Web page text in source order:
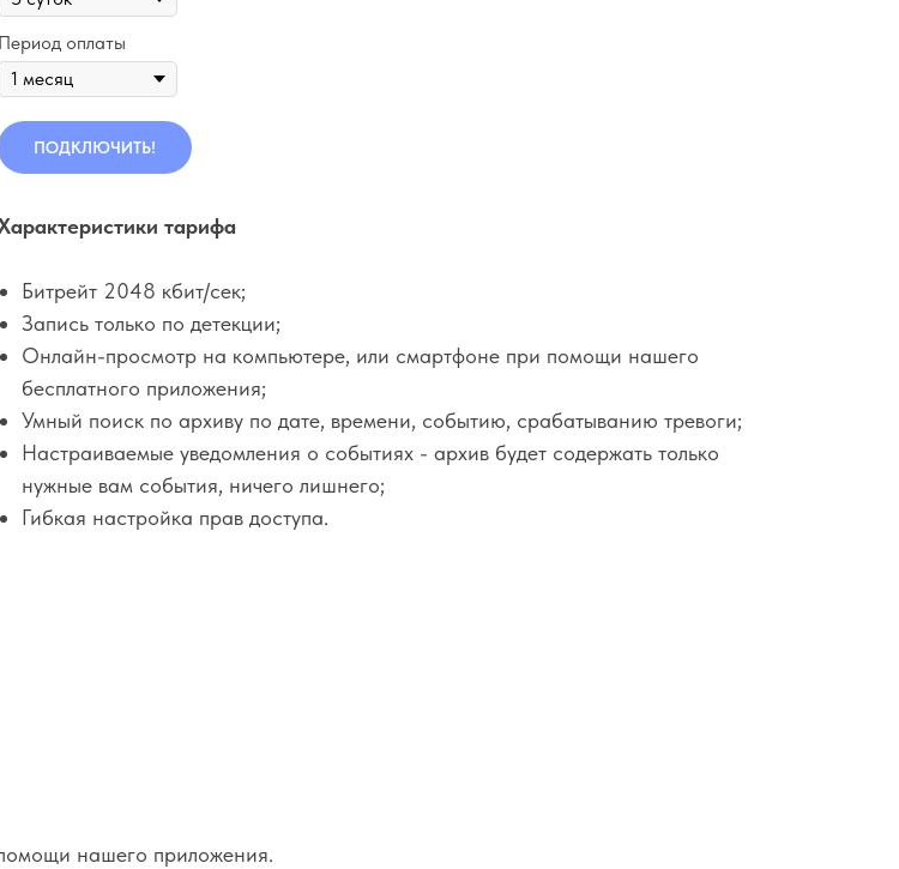
Период оплаты
ПОДКЛЮЧИТЬ!
тарифа
Битрейт 2048 кбит/сек;
Запись только по детекции;
Онлайн-просмотр на компьютере, или смартфоне при помощи нашего
бесплатного приложения;
Умный поиск по архиву по дате, времени, событию, срабатыванию тревоги;
Настраиваемые уведомления о событиях - архив будет содержать только
нужные вам события, ничего лишнего;
Гибкая настройка прав доступа.
нашего приложения.